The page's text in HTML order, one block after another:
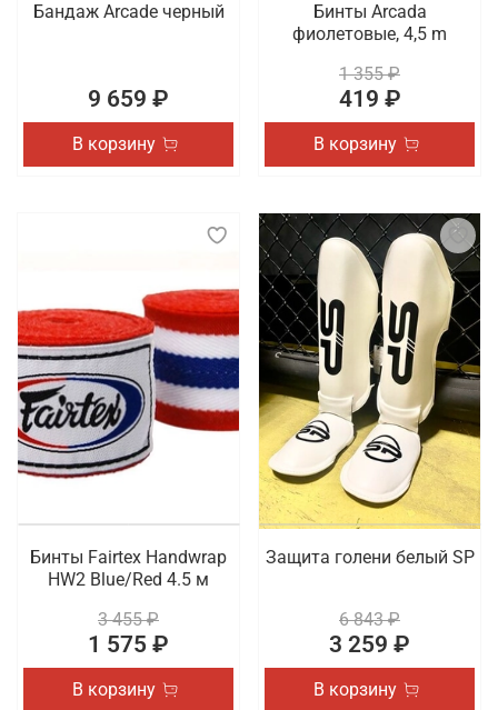
Бандаж Arcade черный
9 659 ₽
В корзину
Бинты Arcada
фиолетовые, 4,5 m
1 355 ₽
419 ₽
В корзину
Бинты Fairtex Handwrap
HW2 Blue/Red 4.5 м
3 455 ₽
1 575 ₽
В корзину
Защита голени белый SP
6 843 ₽
3 259 ₽
В корзину